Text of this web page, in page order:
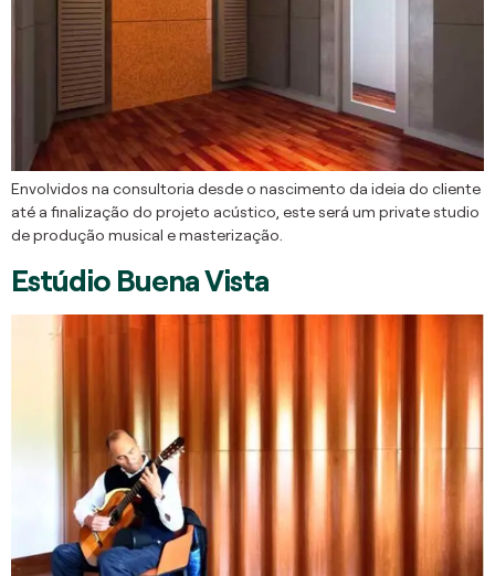
Envolvidos na consultoria desde o nascimento da ideia do cliente
até a finalização do projeto acústico, este será um private studio
de produção musical e masterização.
Estúdio Buena Vista